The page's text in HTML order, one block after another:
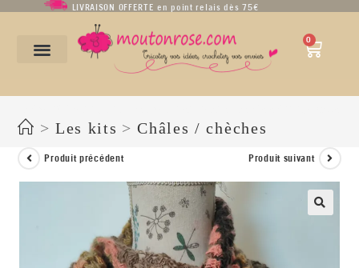
LIVRAISON OFFERTE en point relais dès 75€
0
> Les kits > Châles / chèches
Produit précédent Produit suivant